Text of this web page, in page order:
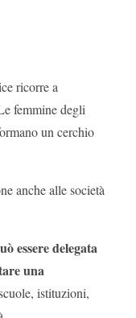
ricorre a
femmine degli
un cerchio
anche alle società
essere delegata
una
istituzioni,